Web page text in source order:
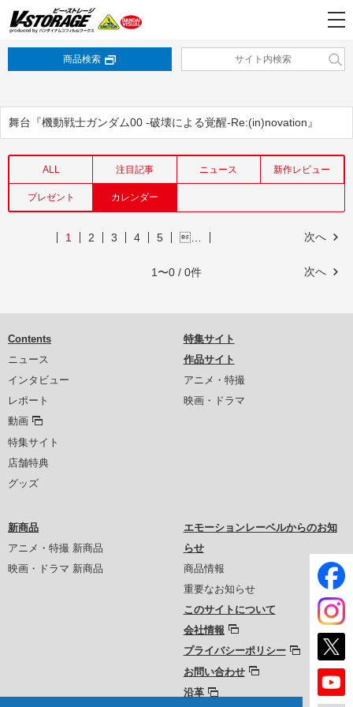
商品検索
舞台『機動戦士ガンダム00 -破壊による覚醒-Re:(in)novation』
ALL 注目記事 ニュース 新作レビュー
プレゼント カレンダー
次へ
1 2 3 4 5 …
次へ
1〜0 / 0件
Contents
ニュース
インタビュー
レポート
動画
特集サイト
店舗特典
グッズ
特集サイト
作品サイト
アニメ・特撮
映画・ドラマ
新商品
アニメ・特撮 新商品
映画・ドラマ 新商品
エモーションレーベルからのお知
らせ
商品情報
重要なお知らせ
このサイトについて
会社情報
プライバシーポリシー
お問い合わせ
沿革